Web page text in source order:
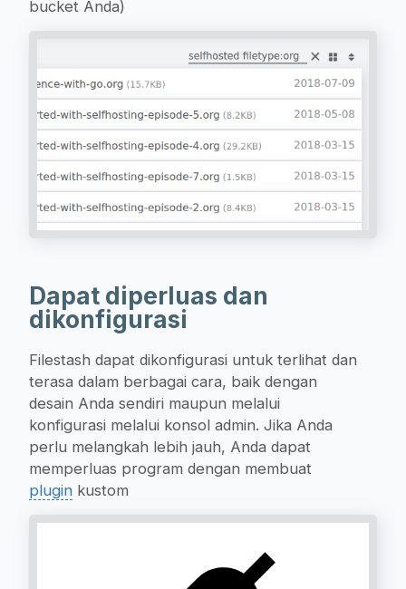
bucket Anda)
Dapat diperluas dan
dikonfigurasi
Filestash dapat dikonfigurasi untuk terlihat dan
terasa dalam berbagai cara, baik dengan
desain Anda sendiri maupun melalui
konfigurasi melalui konsol admin. Jika Anda
perlu melangkah lebih jauh, Anda dapat
memperluas program dengan membuat
pluginkustom